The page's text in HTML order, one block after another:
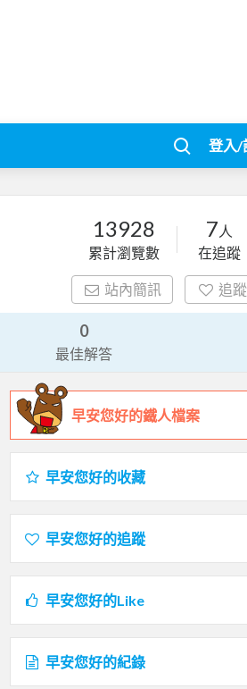
登入/
13928
累計瀏覽數
7 人
在追蹤
站內簡訊 追蹤
0
最佳解答
早安您好的鐵人檔案
早安您好的收藏
早安您好的追蹤
早安您好的Like
早安您好的紀錄